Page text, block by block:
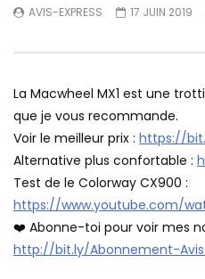
électrique 100%
0
205 0
AVIS-EXPRESS 17 JUIN 2019
La Macwheel MX1 est une
que je vous recommande.
Voir le meilleur prix : https://
Alternative plus confortable :
Test de le Colorway CX900 :
https://www.youtube.com/
❤️ Abonne-toi pour voir mes
http://bit.ly/Abonnement-